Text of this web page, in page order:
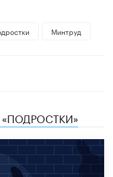
Минтруд
«ПОДРОСТКИ»